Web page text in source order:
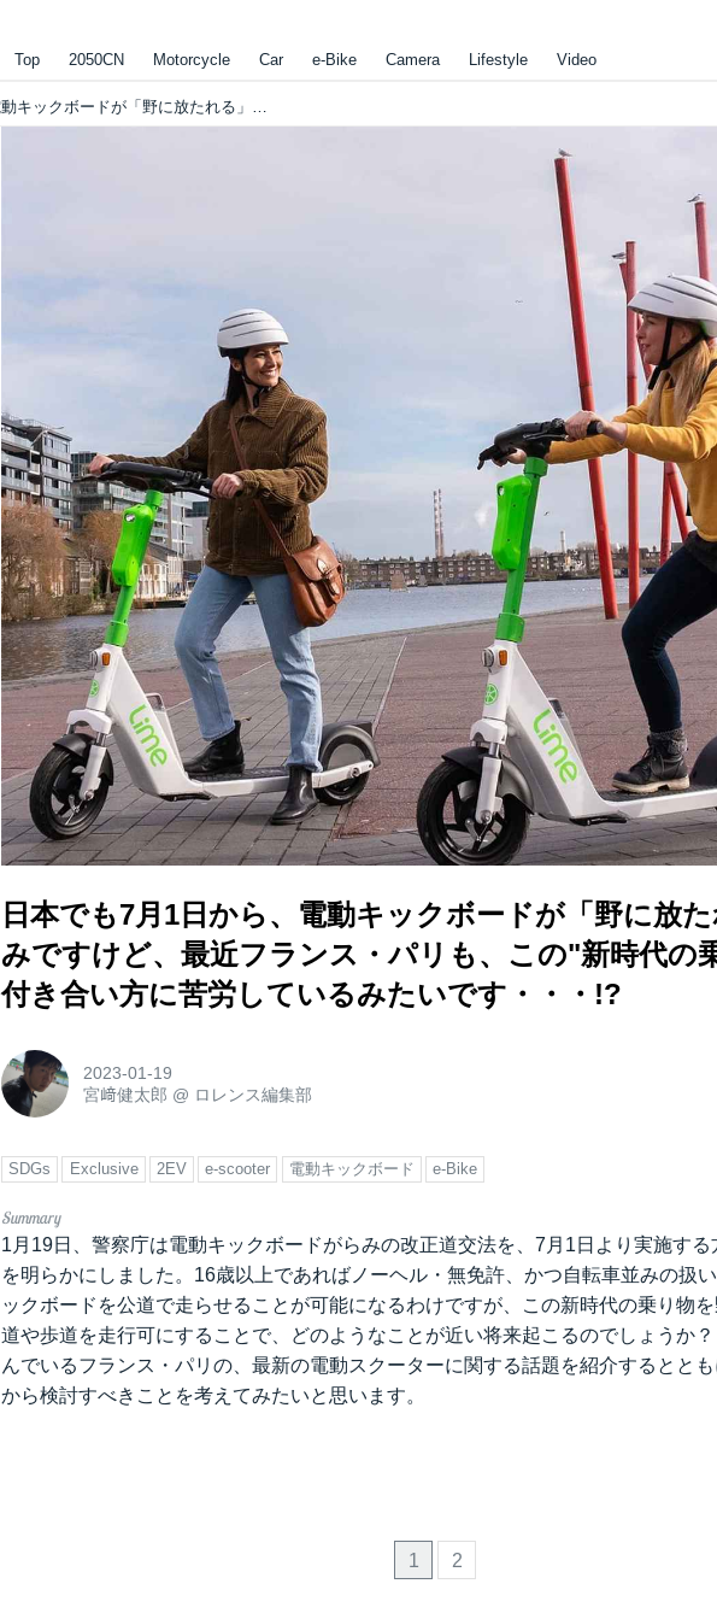
Top 2050CN Motorcycle Car e-Bike Camera Lifestyle Video
日本でも7月1日から、電動キックボードが「野に放たれる」見込みですけど、最近フランス・パリも、この"新時代の乗り物"との付き合い方に苦労しているみたいです・・・!?
日本でも7月1日から、電動キックボードが「野に放
みですけど、最近フランス・パリも、この"新時代の
付き合い方に苦労しているみたいです・・・!?
2023-01-19
宮﨑健太郎 @ ロレンス編集部
SDGs Exclusive 2EV e-scooter 電動キックボード e-Bike
1月19日、警察庁は電動キックボードがらみの改正道交法を、7月1日より実施する
を明らかにしました。16歳以上であればノーヘル・無免許、かつ自転車並みの扱
ックボードを公道で走らせることが可能になるわけですが、この新時代の乗り物
道や歩道を走行可にすることで、どのようなことが近い将来起こるのでしょうか
んでいるフランス・パリの、最新の電動スクーターに関する話題を紹介するとと
から検討すべきことを考えてみたいと思います。
1 2